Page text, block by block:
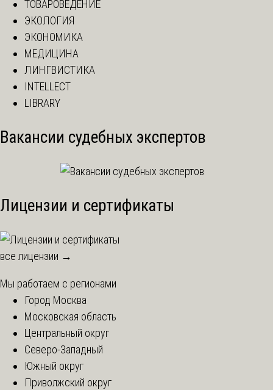
ТОВАРОВЕДЕНИЕ
ЭКОЛОГИЯ
ЭКОНОМИКА
МЕДИЦИНА
ЛИНГВИСТИКА
INTELLECT
LIBRARY
Вакансии судебных экспертов
Лицензии и сертификаты
все лицензии →
Мы работаем с регионами
Город Москва
Московская область
Центральный округ
Северо-Западный
Южный округ
Приволжский округ